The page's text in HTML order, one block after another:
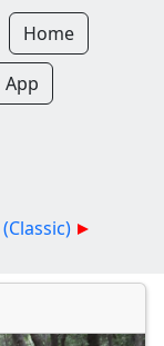
Home
App